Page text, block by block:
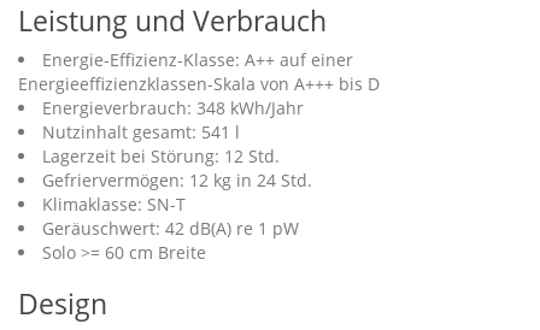
Leistung und Verbrauch
Energie-Effizienz-Klasse: A++ auf einer
Energieeffizienzklassen-Skala von A+++ bis D
Energieverbrauch: 348 kWh/Jahr
Nutzinhalt gesamt: 541 l
Lagerzeit bei Störung: 12 Std.
Gefriervermögen: 12 kg in 24 Std.
Klimaklasse: SN-T
Geräuschwert: 42 dB(A) re 1 pW
Solo >= 60 cm Breite
Design